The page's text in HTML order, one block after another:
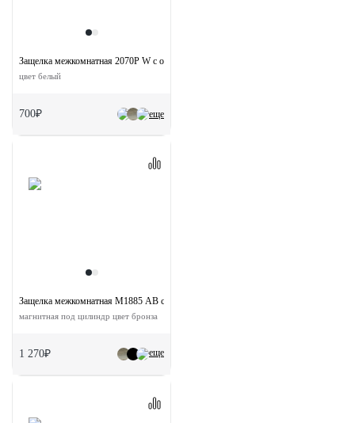
еще
Защелка межкомнатная 2070P W с ответной планкой сантехническая
цвет белый
700₽
еще
Защелка межкомнатная M1885 AB с ответной планкой
магнитная под цилиндр цвет бронза
1 270₽